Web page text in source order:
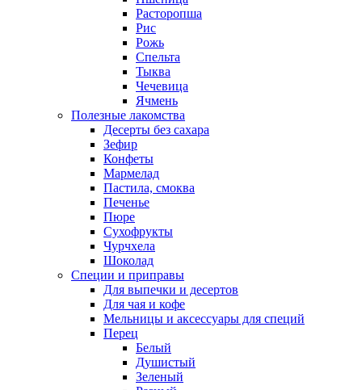
Расторопша
Рис
Рожь
Спельта
Тыква
Чечевица
Ячмень
Полезные лакомства
Десерты без сахара
Зефир
Конфеты
Мармелад
Пастила, смоква
Печенье
Пюре
Сухофрукты
Чурчхела
Шоколад
Специи и приправы
Для выпечки и десертов
Для чая и кофе
Мельницы и аксессуары для специй
Перец
Белый
Душистый
Зеленый